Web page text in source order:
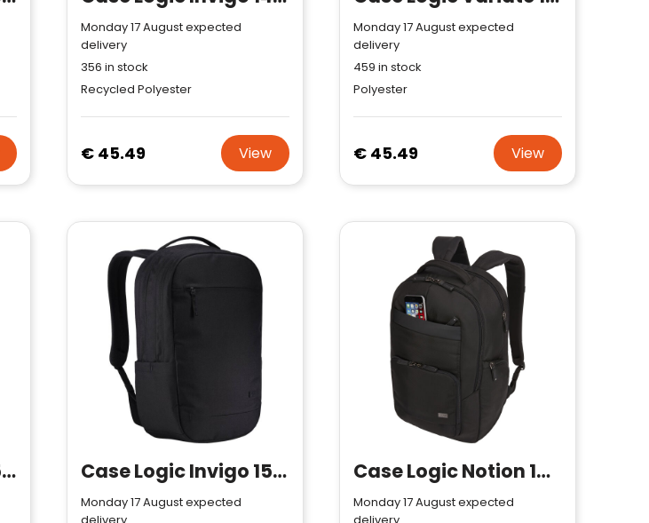
Monday 17 August expected
delivery
356 in stock
Recycled Polyester
€ 45.49 View
Monday 17 August expected
delivery
459 in stock
Polyester
€ 45.49 View
Case Logic Propel 15.6" laptop backpack 20L Case Logic Invigo 15.6" backpack 21L
Monday 17 August expected
Case Logic Notion 15.6" laptop backpack 25L
Monday 17 August expected